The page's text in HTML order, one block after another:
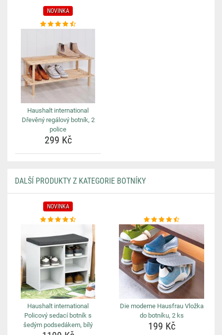
NOVINKA
Haushalt international
Dřevěný regálový botník, 2
police
299 Kč
DALŠÍ PRODUKTY Z KATEGORIE BOTNÍKY
NOVINKA
Haushalt international
Policový sedací botník s
šedým podsedákem, bílý
Die moderne Hausfrau Vložka
do botníku, 2 ks
199 Kč